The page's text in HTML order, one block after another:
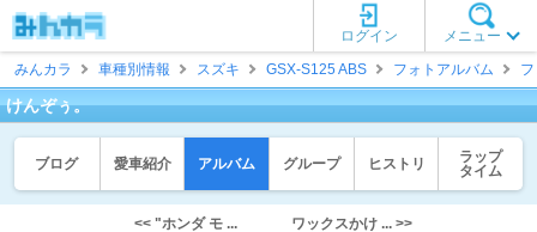
メニュー
ログイン
みんカラ
車種別情報 スズキ GSX-S125 ABS フォトアルバム
けんぞぅ。
ブログ 愛車紹介 アルバム グループ ヒストリ
ラップ
タイム
<< "ホンダ モ ... ワックスかけ ... >>